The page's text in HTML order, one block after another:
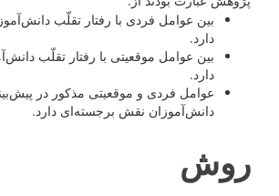
بین عوامل فردی با رفتار تقلّب
دارد.
بین عوامل موقعیتی با رفتار تقلّب
دارد.
عوامل فردی و موقعیتی مذکور در
دانش‌آموزان نقش برجسته‌ای دارد.
روش